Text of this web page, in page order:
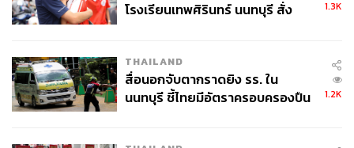
โรงเรียนเทพศิรินทร์ นนทบุรี สั่ง
1.3K
THAILAND
สื่อนอกจับตากราดยิง รร. ใน
นนทบุรี ชี้ไทยมีอัตราครอบครองปืน
1.2K